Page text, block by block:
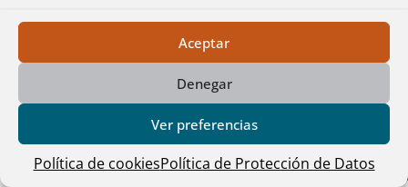
Aceptar
Denegar
Ver preferencias
Política de cookiesPolítica de Protección de Datos
Mandraka en el mercado. Ella quiere llegar a
más personas sin perder de visa que la suya,
es una marca que quiere conservar, ante
todo, su esencia artesanal.
Educación financiera, la clave para caminar
seguro hacia la vejez
Al hablar de alternativas de protección